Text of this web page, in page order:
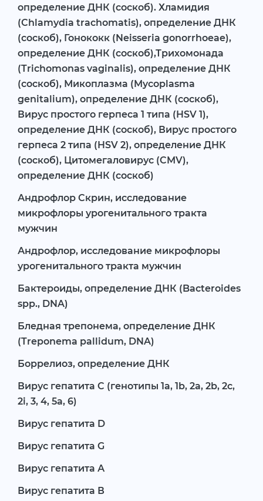
определение ДНК (соскоб). Хламидия
(Chlamydia trachomatis), определение ДНК
(соскоб), Гонококк (Neisseria gonorrhoeae),
определение ДНК (соскоб),Трихомонада
(Trichomonas vaginalis), определение ДНК
(соскоб), Микоплазма (Mycoplasma
genitalium), определение ДНК (соскоб),
Вирус простого герпеса 1 типа (HSV 1),
определение ДНК (соскоб), Вирус простого
герпеса 2 типа (HSV 2), определение ДНК
(соскоб), Цитомегаловирус (CMV),
определение ДНК (соскоб)
Андрофлор Скрин, исследование
микрофлоры урогенитального тракта
мужчин
Андрофлор, исследование микрофлоры
урогенитального тракта мужчин
Бактероиды, определение ДНК (Bacteroides
spp., DNA)
Бледная трепонема, определение ДНК
(Treponema pallidum, DNA)
Боррелиоз, определение ДНК
Вирус гепатита C (генотипы 1а, 1b, 2a, 2b, 2c,
2i, 3, 4, 5a, 6)
Вирус гепатита D
Вирус гепатита G
Вирус гепатита А
Вирус гепатита В